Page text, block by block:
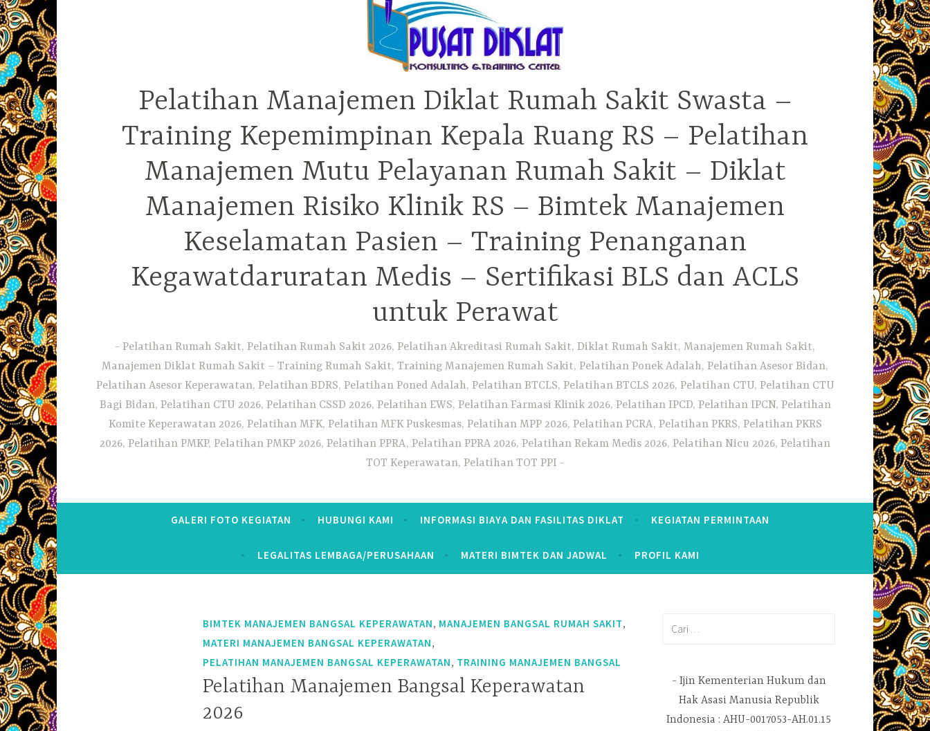
Pelatihan Manajemen Diklat Rumah Sakit Swasta –
Training Kepemimpinan Kepala Ruang RS – Pelatihan
Manajemen Mutu Pelayanan Rumah Sakit – Diklat
Manajemen Risiko Klinik RS – Bimtek Manajemen
Keselamatan Pasien – Training Penanganan
Kegawatdaruratan Medis – Sertifikasi BLS dan ACLS
untuk Perawat
Pelatihan Rumah Sakit, Pelatihan Rumah Sakit 2026, Pelatihan Akreditasi Rumah Sakit, Diklat Rumah Sakit, Manajemen Rumah Sakit,
Manajemen Diklat Rumah Sakit – Training Rumah Sakit, Training Manajemen Rumah Sakit, Pelatihan Ponek Adalah, Pelatihan Asesor Bidan,
Pelatihan Asesor Keperawatan, Pelatihan BDRS, Pelatihan Poned Adalah, Pelatihan BTCLS, Pelatihan BTCLS 2026, Pelatihan CTU, Pelatihan CTU
Bagi Bidan, Pelatihan CTU 2026, Pelatihan CSSD 2026, Pelatihan EWS, Pelatihan Farmasi Klinik 2026, Pelatihan IPCD, Pelatihan IPCN, Pelatihan
Komite Keperawatan 2026, Pelatihan MFK, Pelatihan MFK Puskesmas, Pelatihan MPP 2026, Pelatihan PCRA, Pelatihan PKRS, Pelatihan PKRS
2026, Pelatihan PMKP, Pelatihan PMKP 2026, Pelatihan PPRA, Pelatihan PPRA 2026, Pelatihan Rekam Medis 2026, Pelatihan Nicu 2026, Pelatihan
TOT Keperawatan, Pelatihan TOT PPI
GALERI FOTO KEGIATAN HUBUNGI KAMI INFORMASI BIAYA DAN FASILITAS DIKLAT KEGIATAN PERMINTAAN
LEGALITAS LEMBAGA/PERUSAHAAN MATERI BIMTEK DAN JADWAL PROFIL KAMI
BIMTEK MANAJEMEN BANGSAL KEPERAWATAN, MANAJEMEN BANGSAL RUMAH SAKIT,
MATERI MANAJEMEN BANGSAL KEPERAWATAN,
PELATIHAN MANAJEMEN BANGSAL KEPERAWATAN, TRAINING MANAJEMEN BANGSAL
Pelatihan Manajemen Bangsal Keperawatan
2026
Ijin Kementerian Hukum dan
Hak Asasi Manusia Republik
Indonesia : AHU-0017053-AH.01.15